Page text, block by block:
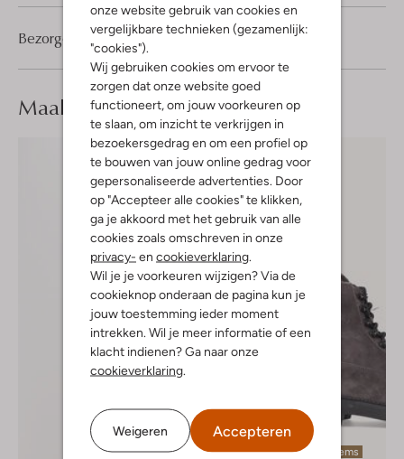
onze website gebruik van cookies en
vergelijkbare technieken (gezamenlijk:
"cookies").
Wij gebruiken cookies om ervoor te
zorgen dat onze website goed
functioneert, om jouw voorkeuren op
te slaan, om inzicht te verkrijgen in
bezoekersgedrag en om een profiel op
te bouwen van jouw online gedrag voor
gepersonaliseerde advertenties. Door
op "Accepteer alle cookies" te klikken,
ga je akkoord met het gebruik van alle
cookies zoals omschreven in onze
privacy- en cookieverklaring.
Wil je je voorkeuren wijzigen? Via de
cookieknop onderaan de pagina kun je
jouw toestemming ieder moment
intrekken. Wil je meer informatie of een
klacht indienen? Ga naar onze
cookieverklaring.
Weigeren Accepteren
Bezorgen & retourneren
Maak jelook compleet
Laatste items